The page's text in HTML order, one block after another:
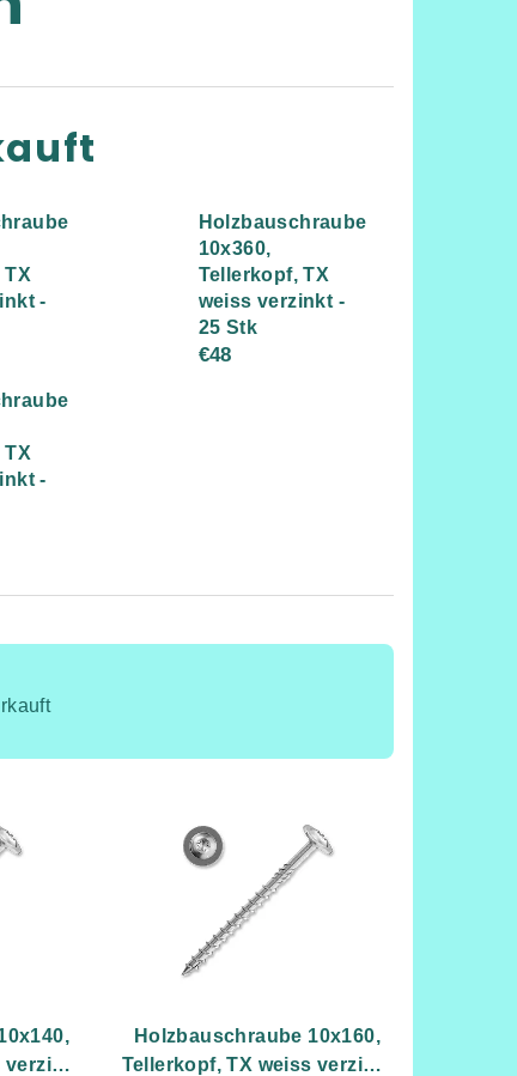
-
Holzbauschraube
10x360,
Tellerkopf, TX
weiss verzinkt -
25 Stk
€48
-
Holzbauschraube 10x160,
Tellerkopf, TX weiss verzinkt